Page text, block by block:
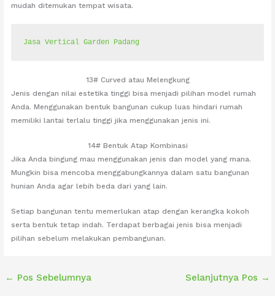
mudah ditemukan tempat wisata.
Jasa Vertical Garden Padang
13# Curved atau Melengkung
Jenis dengan nilai estetika tinggi bisa menjadi pilihan model rumah
Anda. Menggunakan bentuk bangunan cukup luas hindari rumah
memiliki lantai terlalu tinggi jika menggunakan jenis ini.
14# Bentuk Atap Kombinasi
Jika Anda bingung mau menggunakan jenis dan model yang mana.
Mungkin bisa mencoba menggabungkannya dalam satu bangunan
hunian Anda agar lebih beda dari yang lain.
Setiap bangunan tentu memerlukan atap dengan kerangka kokoh
serta bentuk tetap indah. Terdapat berbagai jenis bisa menjadi
pilihan sebelum melakukan pembangunan.
← Pos Sebelumnya Selanjutnya Pos →